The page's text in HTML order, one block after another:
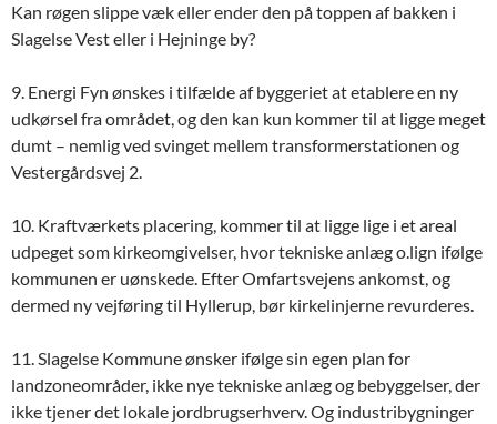
Kan røgen slippe væk eller ender den på toppen af bakken i
Slagelse Vest eller i Hejninge by?
9. Energi Fyn ønskes i tilfælde af byggeriet at etablere en ny
udkørsel fra området, og den kan kun kommer til at ligge meget
dumt – nemlig ved svinget mellem transformerstationen og
Vestergårdsvej 2.
10. Kraftværkets placering, kommer til at ligge lige i et areal
udpeget som kirkeomgivelser, hvor tekniske anlæg o.lign ifølge
kommunen er uønskede. Efter Omfartsvejens ankomst, og
dermed ny vejføring til Hyllerup, bør kirkelinjerne revurderes.
11. Slagelse Kommune ønsker ifølge sin egen plan for
landzoneområder, ikke nye tekniske anlæg og bebyggelser, der
ikke tjener det lokale jordbrugserhverv. Og industribygninger